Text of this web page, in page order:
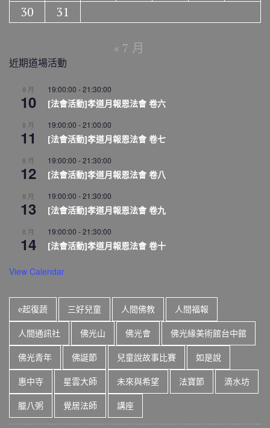
30
31
« 7 月
近期道場活動
8 月
10
19:00:00 -21:30:00
[法會活動]孝道月報恩法會 卷六
8 月
11
19:00:00 -21:00:00
[法會活動]孝道月報恩法會 卷七
8 月
12
19:00:00 -21:30:00
[法會活動]孝道月報恩法會 卷八
8 月
13
19:00:00 -21:30:00
[法會活動]孝道月報恩法會 卷九
8 月
14
19:00:00 -21:30:00
[法會活動]孝道月報恩法會 卷十
View Calendar
e起復蔬 三好兒童 人間佛教 人間福報
人間通訊社 佛光山 佛光會 佛光緣美術館台中館
佛光青年 佛誕節 兒童說故事比賽 如是說
惠中寺 星雲大師 未來與希望 法寶節 滴水坊
臘八粥 覺居法師 講座